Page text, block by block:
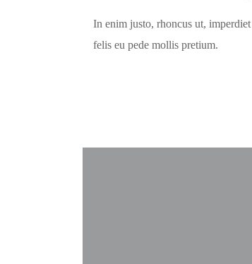
In enim justo, rhoncus ut,
felis eu pede mollis pretium.